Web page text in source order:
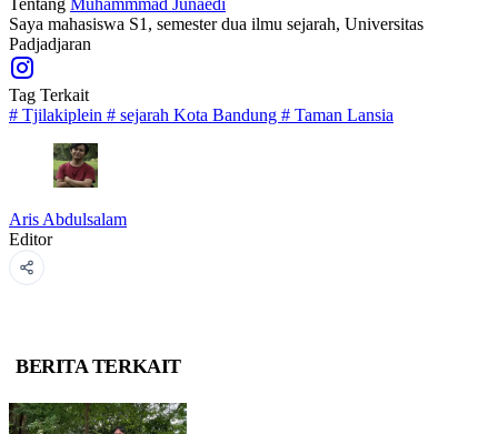
Tentang Muhammmad Junaedi
Saya mahasiswa S1, semester dua ilmu sejarah, Universitas
Padjadjaran
Tag Terkait
# Tjilakiplein # sejarah Kota Bandung # Taman Lansia
Aris Abdulsalam
Editor
BERITA TERKAIT